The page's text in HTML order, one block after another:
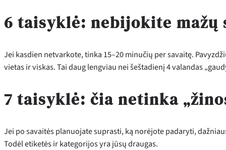
6 taisyklė: nebijokite mažų
Jei kasdien netvarkote, tinka 15–20 minučių per savaitę.
vietas ir viskas. Tai daug lengviau nei šeštadienį 4 valandas
7 taisyklė: čia netinka
Jei po savaitės planuojate suprasti, ką norėjote padaryti,
Todėl etiketės ir kategorijos yra jūsų draugas.